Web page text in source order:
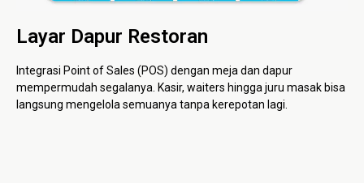
Layar Dapur Restoran
Integrasi Point of Sales (POS) dengan meja dan dapur
mempermudah segalanya. Kasir, waiters hingga juru masak bisa
langsung mengelola semuanya tanpa kerepotan lagi.